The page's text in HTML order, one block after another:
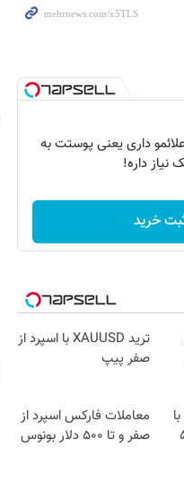
داری یعنی پوستت به
نیاز داره!
خرید
ترید XAUUSD با اسپرد از
صفر پیپ
معاملات فارکس اسپرد از
صفر و تا ۵۰۰ دلار بونوس
شنبه ۱۷ مرداد ۱۴۰۵